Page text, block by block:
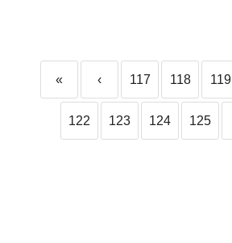
« ‹ 117 118 119
122 123 124 125